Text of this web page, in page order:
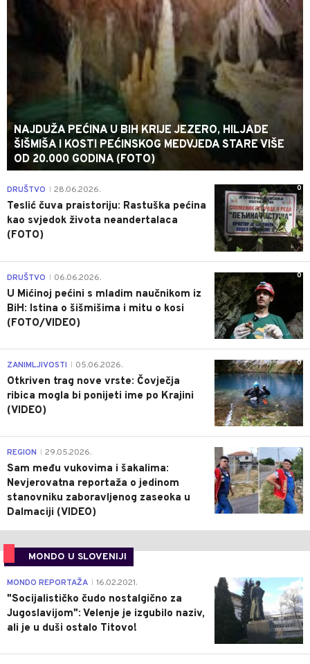
NAJDUŽA PEĆINA U BIH KRIJE JEZERO, HILJADE
ŠIŠMIŠA I KOSTI PEĆINSKOG MEDVJEDA STARE VIŠE
OD 20.000 GODINA (FOTO)
0
DRUŠTVO 28.06.2026.
Teslić čuva praistoriju: Rastuška pećina
kao svjedok života neandertalaca
(FOTO)
0
DRUŠTVO 06.06.2026.
U Mićinoj pećini s mladim naučnikom iz
BiH: Istina o šišmišima i mitu o kosi
(FOTO/VIDEO)
0
ZANIMLJIVOSTI 05.06.2026.
Otkriven trag nove vrste: Čovječja
ribica mogla bi ponijeti ime po Krajini
(VIDEO)
0
REGION 29.05.2026.
Sam među vukovima i šakalima:
Nevjerovatna reportaža o jedinom
stanovniku zaboravljenog zaseoka u
Dalmaciji (VIDEO)
MONDO U SLOVENIJI
4
MONDO REPORTAŽA 16.02.2021.
"Socijalističko čudo nostalgično za
Jugoslavijom": Velenje je izgubilo naziv,
ali je u duši ostalo Titovo!